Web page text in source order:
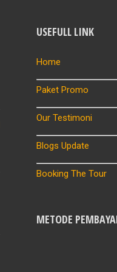
USEFULL LINK
Home
Paket Promo
Our Testimoni
Blogs Update
Booking The Tour
METODE